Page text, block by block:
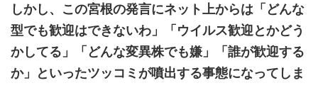
しかし、この宮根の発言にネット上からは「どんな
型でも歓迎はできないわ」「ウイルス歓迎とかどう
かしてる」「どんな変異株でも嫌」「誰が歓迎する
か」といったツッコミが噴出する事態になってしま